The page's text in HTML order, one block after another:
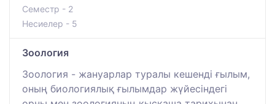
Семестр - 2
Несиелер - 5
Зоология
Зоология - жануарлар туралы кешенді ғылым,
оның биологиялық ғылымдар жүйесіндегі